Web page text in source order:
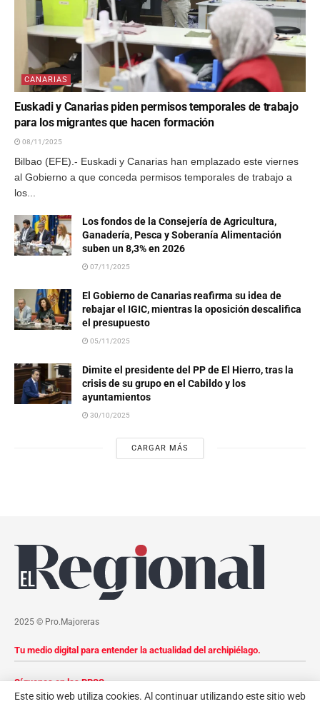
CANARIAS
Euskadi y Canarias piden permisos temporales de trabajo
para los migrantes que hacen formación
08/11/2025
Bilbao (EFE).- Euskadi y Canarias han emplazado este viernes
al Gobierno a que conceda permisos temporales de trabajo a
los...
Los fondos de la Consejería de Agricultura,
Ganadería, Pesca y Soberanía Alimentación
suben un 8,3% en 2026
07/11/2025
El Gobierno de Canarias reafirma su idea de
rebajar el IGIC, mientras la oposición descalifica
el presupuesto
05/11/2025
Dimite el presidente del PP de El Hierro, tras la
crisis de su grupo en el Cabildo y los
ayuntamientos
30/10/2025
CARGAR MÁS
2025 © Pro.Majoreras
Tu medio digital para entender la actualidad del archipiélago.
Síguenos en las RRSS
Este sitio web utiliza cookies. Al continuar utilizando este sitio web